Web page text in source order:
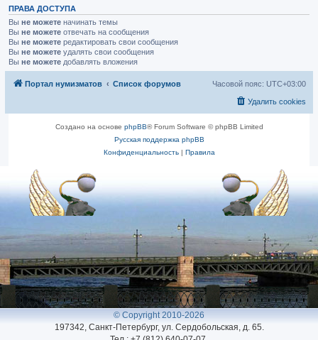
ПРАВА ДОСТУПА
Вы не можете начинать темы
Вы не можете отвечать на сообщения
Вы не можете редактировать свои сообщения
Вы не можете удалять свои сообщения
Вы не можете добавлять вложения
Портал нумизматов Список форумов Часовой пояс: UTC+03:00
Удалить cookies
Создано на основе phpBB® Forum Software © phpBB Limited
Русская поддержка phpBB
Конфиденциальность| Правила
© Copyright 2010-2026
197342, Санкт-Петербург, ул. Сердобольская, д. 65.